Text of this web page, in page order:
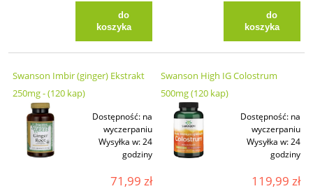
do
koszyka
do
koszyka
Swanson Imbir (ginger) Ekstrakt
250mg - (120 kap)
Dostępność: na
wyczerpaniu
Wysyłka w:24
godziny
71,99 zł
Swanson High IG Colostrum
500mg (120 kap)
Dostępność: na
wyczerpaniu
Wysyłka w:24
godziny
119,99 zł